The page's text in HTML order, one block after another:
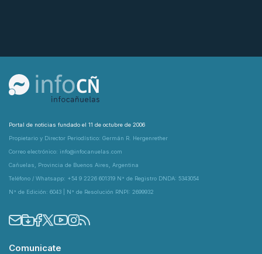
Portal de noticias fundado el 11 de octubre de 2006
Propietario y Director Periodístico: Germán R. Hergenrether
Correo electrónico: info@infocanuelas.com
Cañuelas, Provincia de Buenos Aires, Argentina
Teléfono / Whatsapp: +54 9 2226 601319 N° de Registro DNDA: 5343054
N° de Edición: 6043 | N° de Resolución RNPI: 2699932
Comunicate